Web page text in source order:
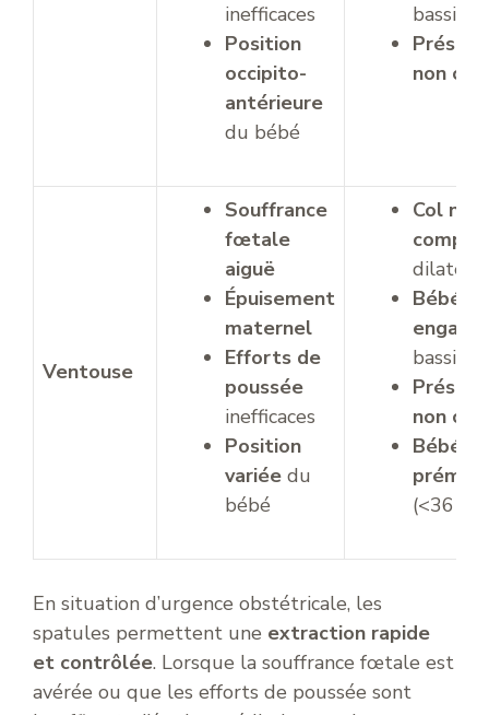
inefficaces
Position
occipito-
antérieure
du bébé
bassin
non
Ventouse
Souffrance
fœtale
aiguë
Épuisement
maternel
Efforts de
poussée
inefficaces
Position
variée du
bébé
Col non
dilaté
Bébé
engagé
bassin
non
Bébé
(<36
En situation d’urgence obstétricale, les
spatules permettent une extraction rapide
et contrôlée. Lorsque la souffrance fœtale est
avérée ou que les efforts de poussée sont